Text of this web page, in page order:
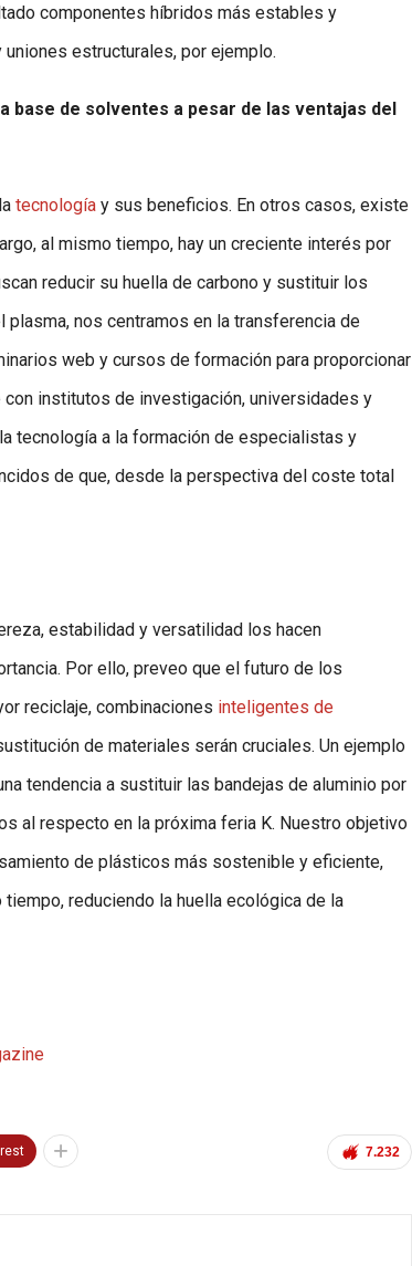
componentes híbridos más estables y
estructurales, por ejemplo.
base de solventes a pesar de las ventajas del
tecnología y sus beneficios. En otros casos, existe
al mismo tiempo, hay un creciente interés por
reducir su huella de carbono y sustituir los
nos centramos en la transferencia de
web y cursos de formación para proporcionar
institutos de investigación, universidades y
tecnología a la formación de especialistas y
de que, desde la perspectiva del coste total
estabilidad y versatilidad los hacen
Por ello, preveo que el futuro de los
reciclaje, combinaciones inteligentes de
de materiales serán cruciales. Un ejemplo
tendencia a sustituir las bandejas de aluminio por
al respecto en la próxima feria K. Nuestro objetivo
de plásticos más sostenible y eficiente,
reduciendo la huella ecológica de la
7.232